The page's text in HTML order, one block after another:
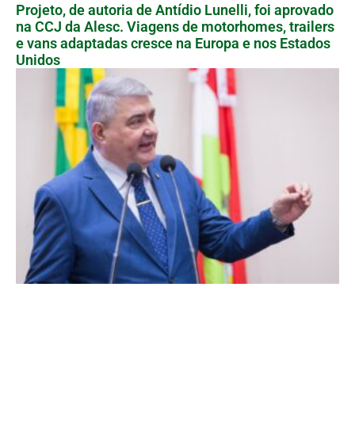
Projeto, de autoria de Antídio Lunelli, foi aprovado
na CCJ da Alesc. Viagens de motorhomes, trailers
e vans adaptadas cresce na Europa e nos Estados
Unidos